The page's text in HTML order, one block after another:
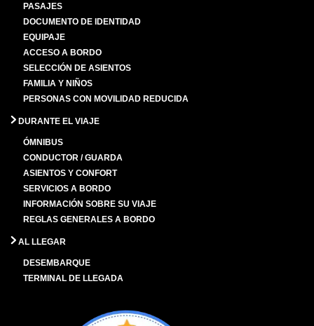
PASAJES
DOCUMENTO DE IDENTIDAD
EQUIPAJE
ACCESO A BORDO
SELECCIÓN DE ASIENTOS
FAMILIA Y NIÑOS
PERSONAS CON MOVILIDAD REDUCIDA
DURANTE EL VIAJE
ÓMNIBUS
CONDUCTOR / GUARDA
ASIENTOS Y CONFORT
SERVICIOS A BORDO
INFORMACIÓN SOBRE SU VIAJE
REGLAS GENERALES A BORDO
AL LLEGAR
DESEMBARQUE
TERMINAL DE LLEGADA